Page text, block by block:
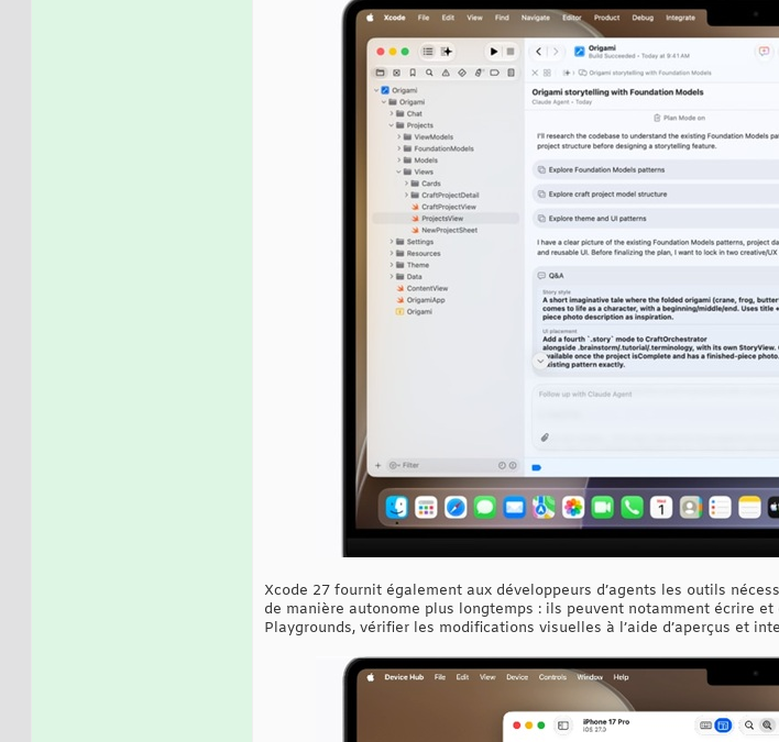
Xcode 27 fournit également aux développeurs d’agents les outils
de manière autonome plus longtemps : ils peuvent notamment écrire
Playgrounds, vérifier les modifications visuelles à l’aide d’aperçus et